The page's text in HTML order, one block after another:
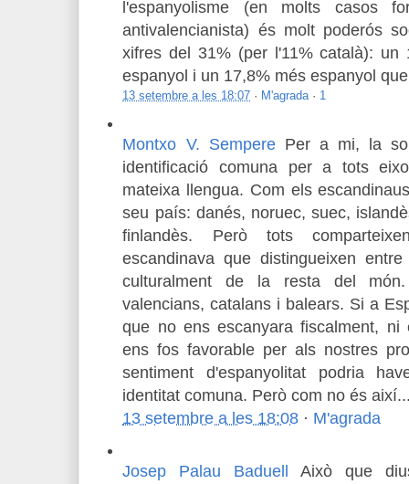
l'espanyolisme (en molts casos
antivalencianista) és molt poderós
xifres del 31% (per l'11% català): un
espanyol i un 17,8% més espanyol
13 setembre a les 18:07 · M'agrada · 1
Montxo V. Sempere Per a mi, la
identificació comuna per a tots
mateixa llengua. Com els
seu país: danés, noruec, suec,
finlandès. Però tots
escandinava que distingueixen
culturalment de la resta del
valencians, catalans i balears. Si a
que no ens escanyara fiscalment, ni
ens fos favorable per als nostres
sentiment d'espanyolitat podria
identitat comuna. Però com no és
13 setembre a les 18:08 · M'agrada
Josep Palau Baduell
Això que